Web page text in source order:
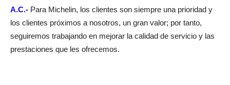
A.C.- Para Michelin, los clientes son siempre una prioridad y
los clientes próximos a nosotros, un gran valor; por tanto,
seguiremos trabajando en mejorar la calidad de servicio y las
prestaciones que les ofrecemos.